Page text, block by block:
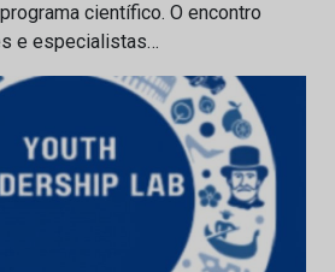
científico. O encontro
e especialistas…